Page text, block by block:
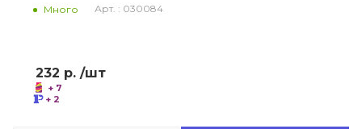
Много Арт. : 030084
232 р. /шт
+ 7
+ 2